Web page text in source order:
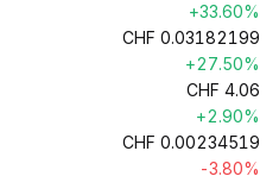
+33.60%
CHF 0.03182199
+27.50%
CHF 4.06
+2.90%
CHF 0.00234519
-3.80%